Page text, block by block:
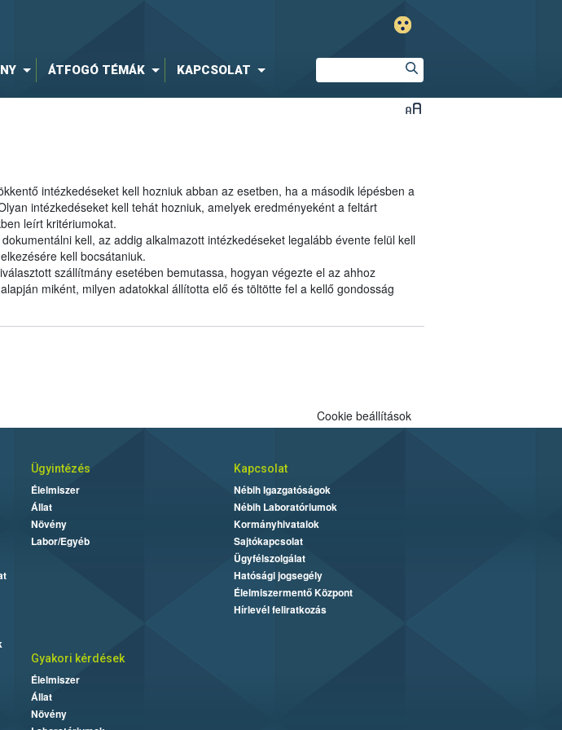
ÁTFOGÓ TÉMÁK KAPCSOLAT
intézkedéseket kell hozniuk abban az esetben, ha a második lépésben a
intézkedéseket kell tehát hozniuk, amelyek eredményeként a feltárt
leírt kritériumokat.
kell, az addig alkalmazott intézkedéseket legalább évente felül kell
kell bocsátaniuk.
szállítmány esetében bemutassa, hogyan végezte el az ahhoz
miként, milyen adatokkal állította elő és töltötte fel a kellő gondosság
Cookie beállítások
Ügyintézés
Élelmiszer
Állat
Növény
Labor/Egyéb
Kapcsolat
Nébih Igazgatóságok
Nébih Laboratóriumok
Kormányhivatalok
Sajtókapcsolat
Ügyfélszolgálat
Hatósági jogsegély
Élelmiszermentő Központ
Hírlevél feliratkozás
Gyakori kérdések
Élelmiszer
Állat
Növény